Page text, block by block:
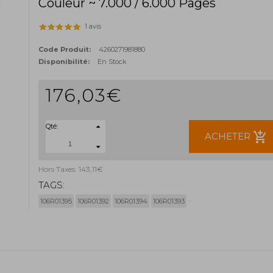
Couleur ~ 7.000 / 6.000 Pages
1 avis
Code Produit:
4260271981880
Disponibilité:
En Stock
176,03€
Qté:
ACHETER add_shopping_cart
Hors Taxes: 143,11€
TAGS:
106R01395 106R01392 106R01394 106R01393